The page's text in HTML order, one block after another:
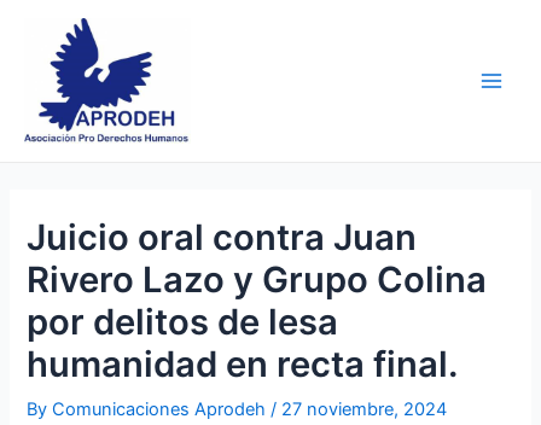
content
Juicio oral contra Juan
Rivero Lazo y Grupo Colina
por delitos de lesa
humanidad en recta final.
ByComunicaciones Aprodeh/ 27 noviembre, 2024
navigation